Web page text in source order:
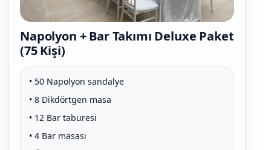
Napolyon + Bar Takımı Deluxe Paket
(75 Kişi)
• 50 Napolyon sandalye
• 8 Dikdörtgen masa
• 12 Bar taburesi
• 4 Bar masası